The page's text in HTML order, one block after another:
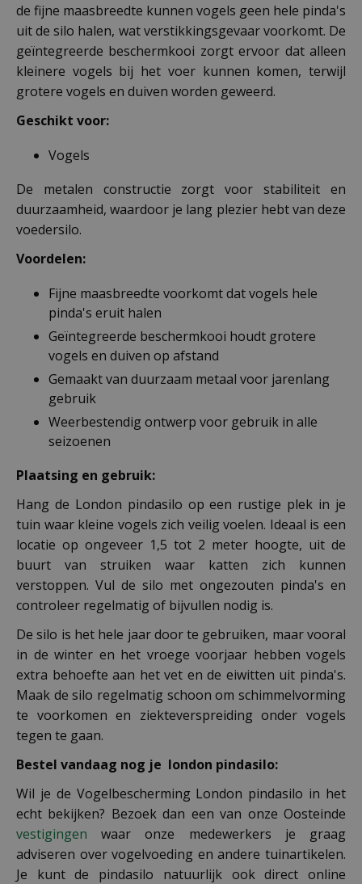
de fijne maasbreedte kunnen vogels geen hele pinda's
uit de silo halen, wat verstikkingsgevaar voorkomt. De
geïntegreerde beschermkooi zorgt ervoor dat alleen
kleinere vogels bij het voer kunnen komen, terwijl
grotere vogels en duiven worden geweerd.
Geschikt voor:
Vogels
De metalen constructie zorgt voor stabiliteit en
duurzaamheid, waardoor je lang plezier hebt van deze
voedersilo.
Voordelen:
Fijne maasbreedte voorkomt dat vogels hele
pinda's eruit halen
Geïntegreerde beschermkooi houdt grotere
vogels en duiven op afstand
Gemaakt van duurzaam metaal voor jarenlang
gebruik
Weerbestendig ontwerp voor gebruik in alle
seizoenen
Plaatsing en gebruik:
Hang de London pindasilo op een rustige plek in je
tuin waar kleine vogels zich veilig voelen. Ideaal is een
locatie op ongeveer 1,5 tot 2 meter hoogte, uit de
buurt van struiken waar katten zich kunnen
verstoppen. Vul de silo met ongezouten pinda's en
controleer regelmatig of bijvullen nodig is.
De silo is het hele jaar door te gebruiken, maar vooral
in de winter en het vroege voorjaar hebben vogels
extra behoefte aan het vet en de eiwitten uit pinda's.
Maak de silo regelmatig schoon om schimmelvorming
te voorkomen en ziekteverspreiding onder vogels
tegen te gaan.
Bestel vandaag nog je london pindasilo:
Wil je de Vogelbescherming London pindasilo in het
echt bekijken? Bezoek dan een van onze Oosteinde
vestigingen waar onze medewerkers je graag
adviseren over vogelvoeding en andere tuinartikelen.
Je kunt de pindasilo natuurlijk ook direct online